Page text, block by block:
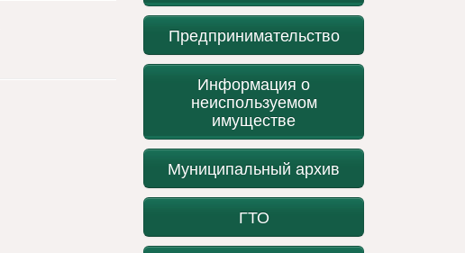
Предпринимательство
Информация о
неиспользуемом
имуществе
Муниципальный архив
ГТО